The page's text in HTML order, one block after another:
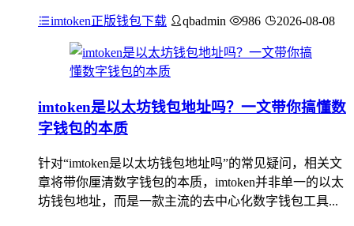
imtoken正版钱包下载 qbadmin 986 2026-08-08
imtoken是以太坊钱包地址吗？一文带你搞懂数
字钱包的本质
针对“imtoken是以太坊钱包地址吗”的常见疑问，相关文
章将带你厘清数字钱包的本质，imtoken并非单一的以太
坊钱包地址，而是一款主流的去中心化数字钱包工具...